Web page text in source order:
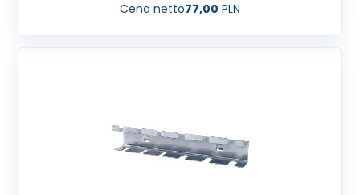
Cena netto77,00 PLN